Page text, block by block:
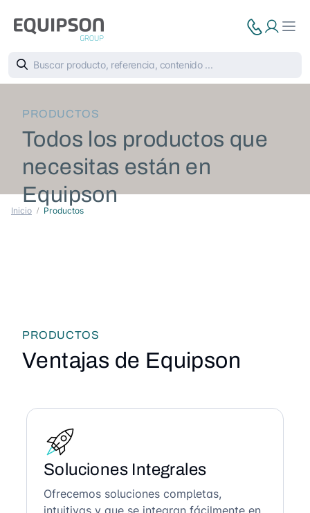
PRODUCTOS
Todos los productos que
necesitas están en
Equipson
Inicio Productos
PRODUCTOS
Ventajas de Equipson
Soluciones Integrales
Ofrecemos soluciones completas,
intuitivas y que se integran fácilmente en